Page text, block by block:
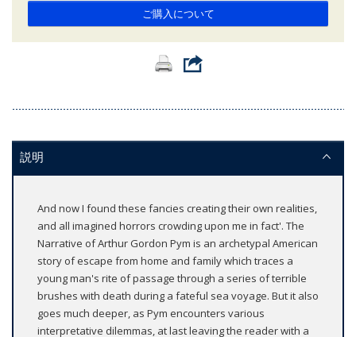
ご購入について
説明
And now I found these fancies creating their own realities,
and all imagined horrors crowding upon me in fact'. The
Narrative of Arthur Gordon Pym is an archetypal American
story of escape from home and family which traces a
young man's rite of passage through a series of terrible
brushes with death during a fateful sea voyage. But it also
goes much deeper, as Pym encounters various
interpretative dilemmas, at last leaving the reader with a